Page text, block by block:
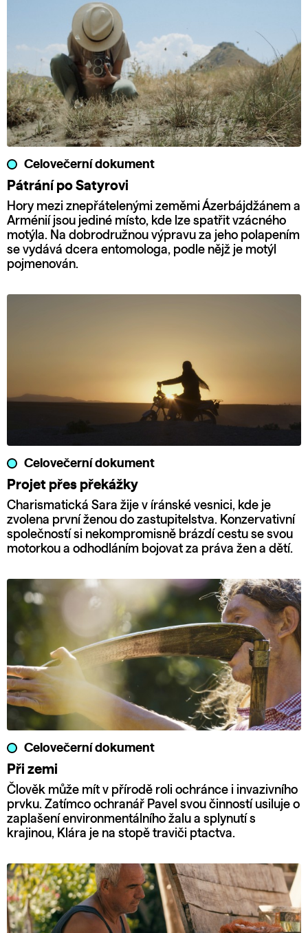
Celovečerní dokument
Pátrání po Satyrovi
Hory mezi znepřátelenými zeměmi Ázerbájdžánem a
Arménií jsou jediné místo, kde lze spatřit vzácného
motýla. Na dobrodružnou výpravu za jeho polapením
se vydává dcera entomologa, podle nějž je motýl
pojmenován.
Celovečerní dokument
Projet přes překážky
Charismatická Sara žije v íránské vesnici, kde je
zvolena první ženou do zastupitelstva. Konzervativní
společností si nekompromisně brázdí cestu se svou
motorkou a odhodláním bojovat za práva žen a dětí.
Celovečerní dokument
Při zemi
Člověk může mít v přírodě roli ochránce i invazivního
prvku. Zatímco ochranář Pavel svou činností usiluje o
zaplašení environmentálního žalu a splynutí s
krajinou, Klára je na stopě traviči ptactva.